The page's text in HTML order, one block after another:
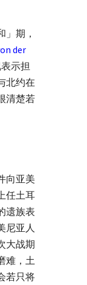
」期，
der
示担
北约在
清楚若
向亚美
任土耳
遗族表
尼亚人
大战期
难，土
若只将